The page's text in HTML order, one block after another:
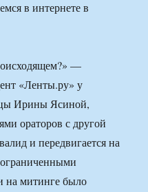
в интернете в
—
«Ленты.ру» у
Ирины Ясиной,
ораторов с другой
и передвигается на
ограниченными
на митинге было